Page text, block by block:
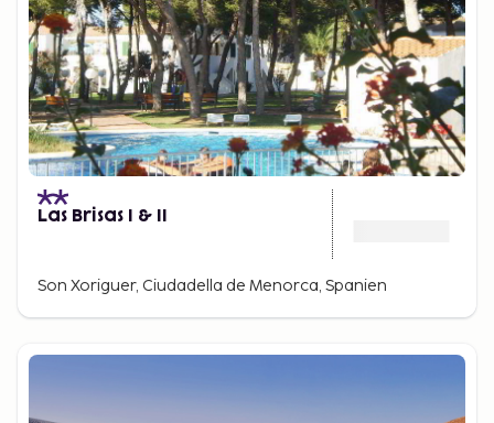
Las Brisas I & II
Son Xoriguer, Ciudadella de Menorca, Spanien